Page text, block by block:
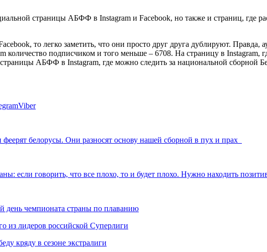
страницы АБФФ в Instagram и Facebook, но также и страниц, где
то легко заметить, что они просто друг друга дублируют.
количество подписчиком и того меньше – 6708. На страницу в
АБФФ в Instagram, где можно следить за национальной сборной
Viber
белорусы. Они разносят основу нашей сборной в пух и прах
если говорить, что все плохо, то и будет плохо. Нужно находить
чемпионата страны по плаванию
из лидеров российской Суперлиги
кряду в сезоне экстралиги